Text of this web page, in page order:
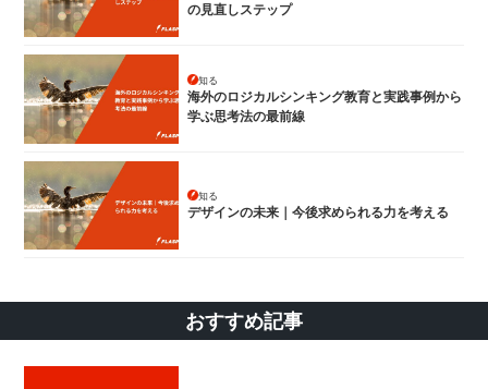
の見直しステップ
海外のロジカルシンキング教育と実践事例から
学ぶ思考法の最前線
知る
デザインの未来｜今後求められる力を考える
知る
おすすめ記事